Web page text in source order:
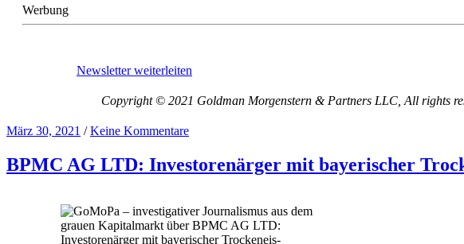
Werbung
Newsletter weiterleiten
Copyright © 2021 Goldman Morgenstern & Partners LLC, All rights
März 30, 2021 / Keine Kommentare
BPMC AG LTD: Investorenärger mit bayerischer